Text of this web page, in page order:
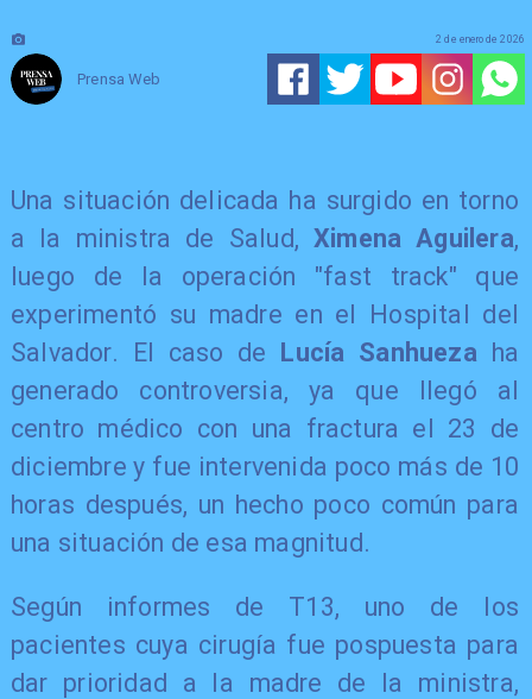
Prensa Web
2 de enero de 2026
Una situación delicada ha surgido en torno
a la ministra de Salud, Ximena Aguilera,
luego de la operación "fast track" que
experimentó su madre en el Hospital del
Salvador. El caso de Lucía Sanhuezaha
generado controversia, ya que llegó al
centro médico con una fractura el 23 de
diciembre y fue intervenida poco más de 10
horas después, un hecho poco común para
una situación de esa magnitud.
Según informes de T13, uno de los
pacientes cuya cirugía fue pospuesta para
dar prioridad a la madre de la ministra,